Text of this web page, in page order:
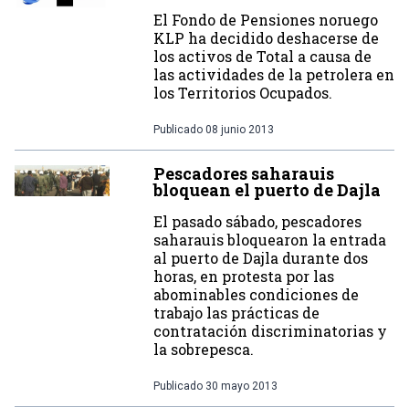
El Fondo de Pensiones noruego
KLP ha decidido deshacerse de
los activos de Total a causa de
las actividades de la petrolera en
los Territorios Ocupados.
Publicado 08 junio 2013
Pescadores saharauis
bloquean el puerto de Dajla
El pasado sábado, pescadores
saharauis bloquearon la entrada
al puerto de Dajla durante dos
horas, en protesta por las
abominables condiciones de
trabajo las prácticas de
contratación discriminatorias y
la sobrepesca.
Publicado 30 mayo 2013